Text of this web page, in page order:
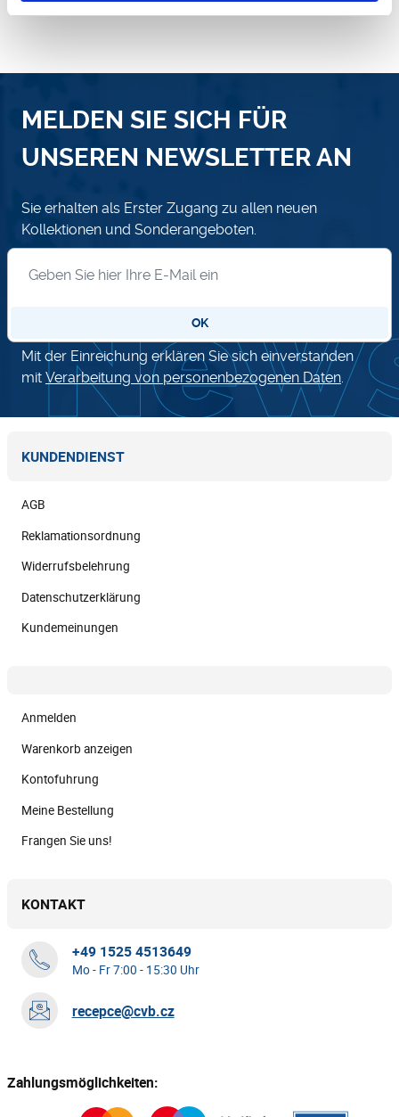
MELDEN SIE SICH FÜR
UNSEREN NEWSLETTER AN
Sie erhalten als Erster Zugang zu allen neuen
Kollektionen und Sonderangeboten.
OK
Mit der Einreichung erklären Sie sich einverstanden
mit Verarbeitung von personenbezogenen Daten.
KUNDENDIENST
AGB
Reklamationsordnung
Widerrufsbelehrung
Datenschutzerklärung
Kundemeinungen
Anmelden
Warenkorb anzeigen
Kontofuhrung
Meine Bestellung
Frangen Sie uns!
KONTAKT
+49 1525 4513649
Mo - Fr 7:00 - 15:30 Uhr
recepce@cvb.cz
Zahlungsmöglichkeiten: